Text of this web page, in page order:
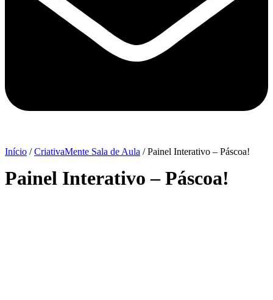
Início /CriativaMente Sala de Aula / Painel Interativo – Páscoa!
Painel Interativo – Páscoa!